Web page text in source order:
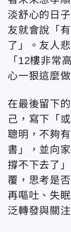
淡舒心的日
友就會說「
了」。友人
「12樓非常
心一狠這麼做
在最後留下
己，寫下「
聰明，不夠
書」，並向
撐不下去了
覆，思考是
再嘔吐、失
泛轉發與關注